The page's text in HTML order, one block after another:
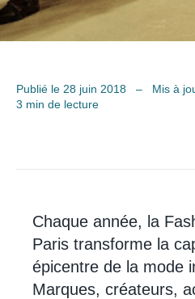
Publié le 28 juin 2018 – Mis à
3 min de lecture
Chaque année, la
Paris transforme la
épicentre de la mode
Marques, créateurs,